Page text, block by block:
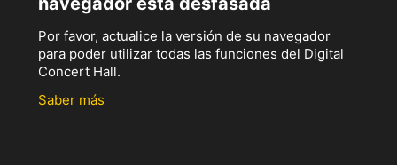
Por favor, actualice la versión de su navegador
para poder utilizar todas las funciones del Digital
Concert Hall.
Saber más